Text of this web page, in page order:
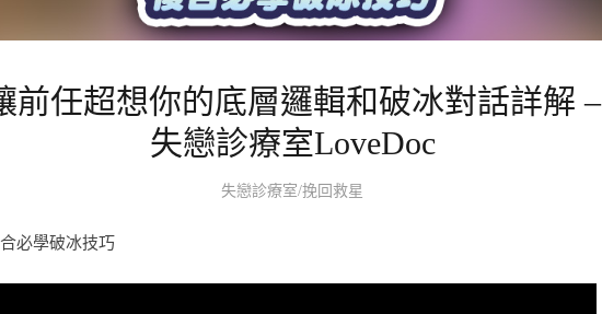
前任超想你的底層邏輯和破冰對話詳解 –
失戀診療室LoveDoc
失戀診療室/挽回救星
必學破冰技巧